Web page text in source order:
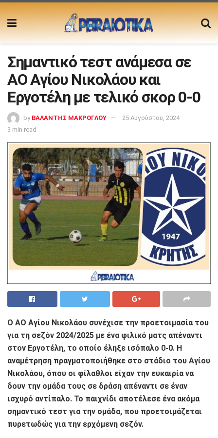
Σημαντικό τεστ ανάμεσα σε
ΑΟ Αγίου Νικολάου και
Εργοτέλη με τελικό σκορ 0-0
by ΒΑΛΑΝΤΗΣ ΜΑΚΡΟΓΛΟΥ
25 Αυγούστου, 2024
3 min read
Ο ΑΟ Αγίου Νικολάου συνέχισε την προετοιμασία του
για τη σεζόν 2024/2025 με ένα φιλικό ματς απέναντι
στον Εργοτέλη, το οποίο έληξε ισόπαλο 0-0. Η
αναμέτρηση πραγματοποιήθηκε στο στάδιο του Αγίου
Νικολάου, όπου οι φίλαθλοι είχαν την ευκαιρία να
δουν την ομάδα τους σε δράση απέναντι σε έναν
ισχυρό αντίπαλο. Το παιχνίδι αποτέλεσε ένα ακόμα
σημαντικό τεστ για την ομάδα, που προετοιμάζεται
πυρετωδώς για την ερχόμενη σεζόν.